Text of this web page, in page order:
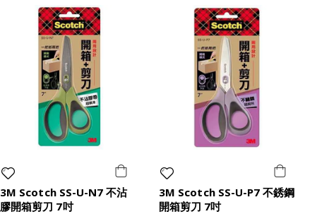
3M Scotch SS-U-N7 不沾
膠開箱剪刀 7吋
3M Scotch SS-U-P7 不銹鋼
開箱剪刀 7吋